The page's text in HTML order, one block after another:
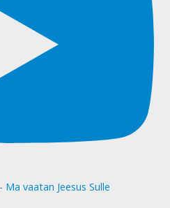
vaatan Jeesus Sulle